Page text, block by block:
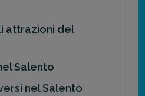
attrazioni del
Salento
nel Salento